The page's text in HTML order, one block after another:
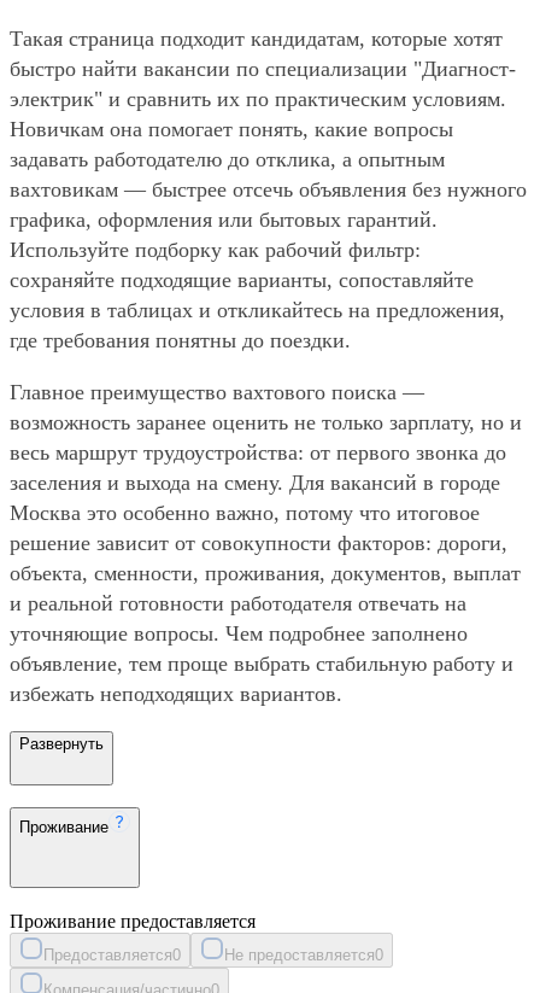
Такая страница подходит кандидатам, которые хотят
быстро найти вакансии по специализации "Диагност-
электрик" и сравнить их по практическим условиям.
Новичкам она помогает понять, какие вопросы
задавать работодателю до отклика, а опытным
вахтовикам — быстрее отсечь объявления без нужного
графика, оформления или бытовых гарантий.
Используйте подборку как рабочий фильтр:
сохраняйте подходящие варианты, сопоставляйте
условия в таблицах и откликайтесь на предложения,
где требования понятны до поездки.
Главное преимущество вахтового поиска —
возможность заранее оценить не только зарплату, но и
весь маршрут трудоустройства: от первого звонка до
заселения и выхода на смену. Для вакансий в городе
Москва это особенно важно, потому что итоговое
решение зависит от совокупности факторов: дороги,
объекта, сменности, проживания, документов, выплат
и реальной готовности работодателя отвечать на
уточняющие вопросы. Чем подробнее заполнено
объявление, тем проще выбрать стабильную работу и
избежать неподходящих вариантов.
Развернуть
Проживание
Проживание предоставляется
Предоставляется0 Не предоставляется0